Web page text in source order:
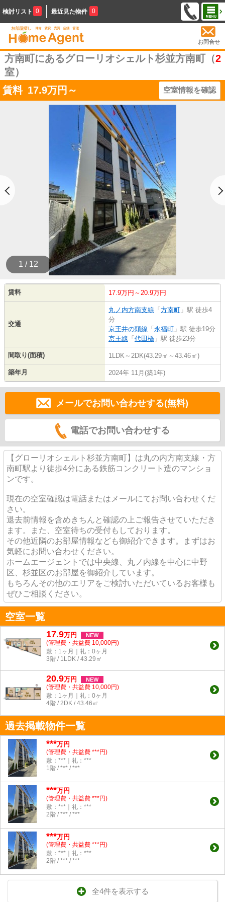
検討リスト 0 最近見た物件 0
お問合せ
方南町にあるグローリオシェルト杉並方南町（2
室）
賃料 17.9万円～ 空室情報を確認
1 / 12
賃料 17.9万円～20.9万円
交通
丸ノ内方南支線 「 方南町 」駅 徒歩4
分
京王井の頭線 「 永福町 」駅 徒歩19分
京王線 「 代田橋 」駅 徒歩23分
間取り(面積) 1LDK～2DK(43.29㎡～43.46㎡)
築年月 2024年 11月(築1年)
メールでお問い合わせする(無料)
電話でお問い合わせする
【グローリオシェルト杉並方南町】は丸の内方南支線・方
南町駅より徒歩4分にある鉄筋コンクリート造のマンショ
ンです。
現在の空室確認は電話またはメールにてお問い合わせくだ
さい。
退去前情報を含めきちんと確認の上ご報告させていただき
ます。また、空室待ちの受付もしております。
その他近隣のお部屋情報なども御紹介できます。まずはお
気軽にお問い合わせください。
ホームエージェントでは中央線、丸ノ内線を中心に中野
区、杉並区のお部屋を御紹介しています。
もちろんその他のエリアをご検討いただいているお客様も
ぜひご相談ください。
空室一覧
17.9万円 NEW
(管理費・共益費 10,000円)
敷：1ヶ月｜礼：0ヶ月
3階 / 1LDK / 43.29㎡
20.9万円 NEW
(管理費・共益費 10,000円)
敷：1ヶ月｜礼：0ヶ月
4階 / 2DK / 43.46㎡
過去掲載物件一覧
***万円
(管理費・共益費 ***円)
敷：***｜礼：***
1階 / *** / ***
***万円
(管理費・共益費 ***円)
敷：***｜礼：***
2階 / *** / ***
***万円
(管理費・共益費 ***円)
敷：***｜礼：***
2階 / *** / ***
全4件を表示する